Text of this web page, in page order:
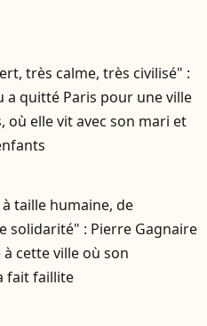
très calme, très civilisé" :
a quitté Paris pour une ville
où elle vit avec son mari et
taille humaine, de
solidarité" : Pierre Gagnaire
cette ville où son
fait faillite